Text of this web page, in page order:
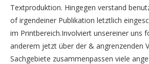
Textproduktion. Hingegen verstand
of irgendeiner Publikation letztlich
im Printbereich.Involviert unsereiner uns
anderem jetzt über der & angrenzenden
Sachgebiete zusammenpassen viele